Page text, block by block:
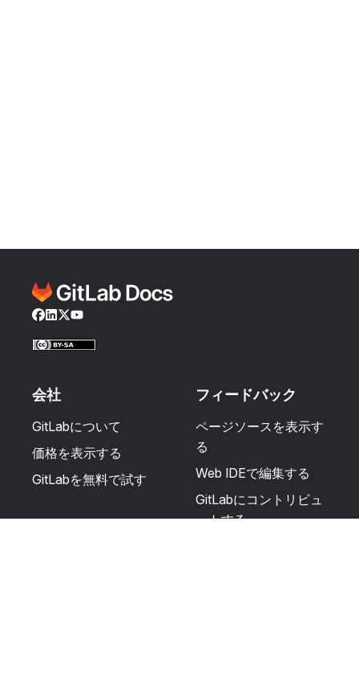
Facebook
LinkedIn
Twitter
YouTube
会社
GitLabについて
価格を表示する
GitLabを無料で試す
フィードバック
ページソースを表示す
る
Web IDEで編集する
GitLabにコントリビュ
ートする